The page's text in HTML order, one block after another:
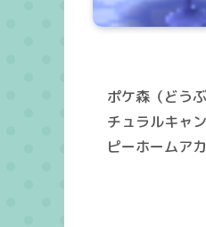
ポケ森（どう
チュラルキャ
ピーホームア